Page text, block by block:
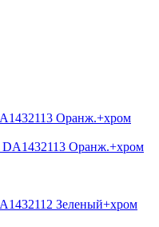
Оранж.+хром
Зеленый+хром